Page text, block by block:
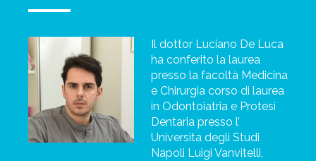
Il dottor Luciano De Luca
ha conferito la laurea
presso la facoltà Medicina
e Chirurgia corso di laurea
in Odontoiatria e Protesi
Dentaria presso l’
Universita degli Studi
Napoli Luigi Vanvitelli,